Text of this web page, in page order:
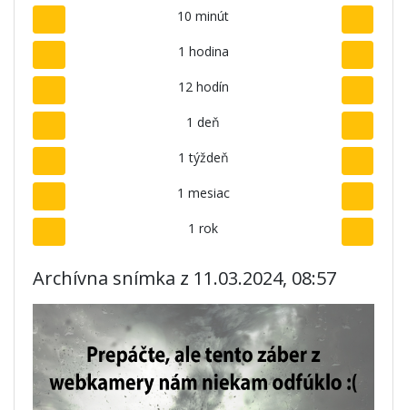
10 minút
1 hodina
12 hodín
1 deň
1 týždeň
1 mesiac
1 rok
Archívna snímka z 11.03.2024, 08:57